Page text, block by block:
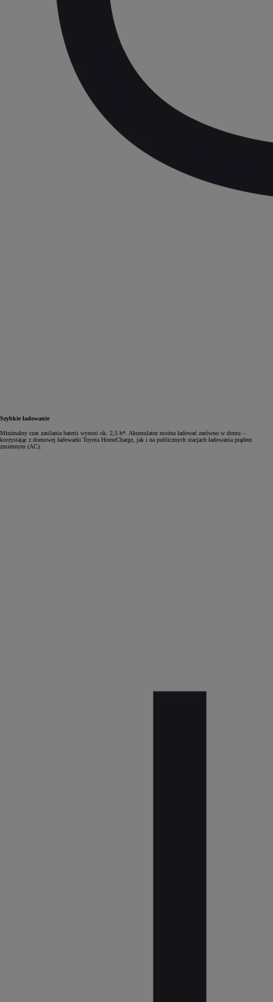
Szybkie ładowanie
Minimalny czas zasilania baterii wynosi ok. 2,5 h*. Akumulator można ładować zarówno w domu –
korzystając z domowej ładowarki Toyota HomeCharge, jak i na publicznych stacjach ładowania prądem
zmiennym (AC).